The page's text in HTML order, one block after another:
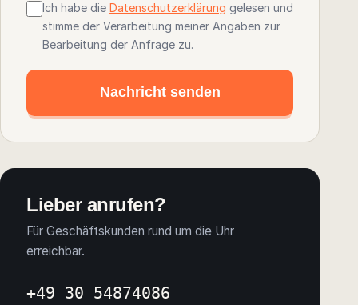
Ich habe die Datenschutzerklärung gelesen und
stimme der Verarbeitung meiner Angaben zur
Bearbeitung der Anfrage zu.
Nachricht senden
Lieber anrufen?
Für Geschäftskunden rund um die Uhr
erreichbar.
+49 30 54874086